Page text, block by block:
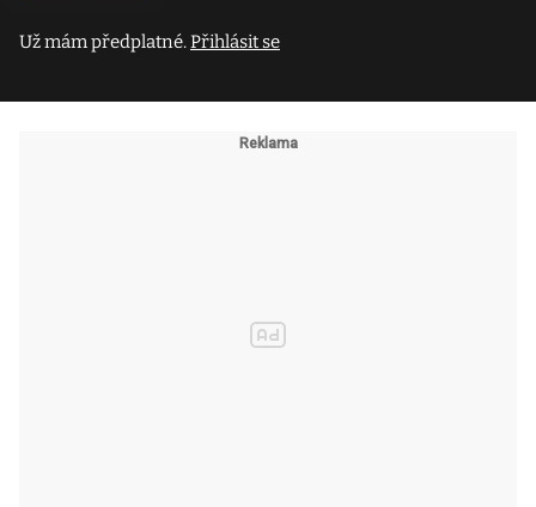
Už mám předplatné.Přihlásit se